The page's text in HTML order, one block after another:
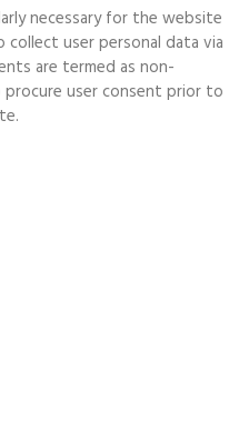
necessary for the website
user personal data via
are termed as non-
user consent prior to